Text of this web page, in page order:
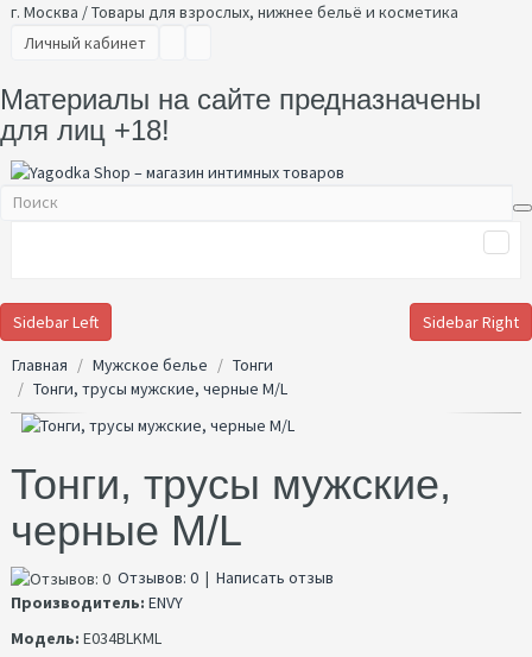
г. Москва / Товары для взрослых, нижнее бельё и косметика
Личный кабинет
Материалы на сайте предназначены
для лиц +18!
Sidebar Left
Sidebar Right
Главная
Мужское белье
Тонги
Тонги, трусы мужские, черные M/L
Тонги, трусы мужские,
черные M/L
Отзывов: 0 | Написать отзыв
Производитель: ENVY
Модель: E034BLKML